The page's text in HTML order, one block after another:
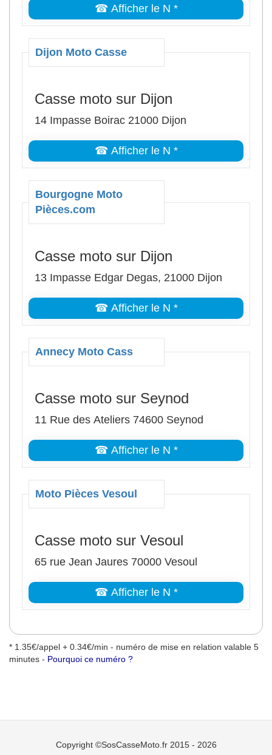
☎ Afficher le N *
Dijon Moto Casse
Casse moto sur Dijon
14 Impasse Boirac 21000 Dijon
☎ Afficher le N *
Bourgogne Moto
Pièces.com
Casse moto sur Dijon
13 Impasse Edgar Degas, 21000 Dijon
☎ Afficher le N *
Annecy Moto Cass
Casse moto sur Seynod
11 Rue des Ateliers 74600 Seynod
☎ Afficher le N *
Moto Pièces Vesoul
Casse moto sur Vesoul
65 rue Jean Jaures 70000 Vesoul
☎ Afficher le N *
* 1.35€/appel + 0.34€/min - numéro de mise en relation valable 5
minutes - Pourquoi ce numéro ?
Copyright ©SosCasseMoto.fr 2015 - 2026